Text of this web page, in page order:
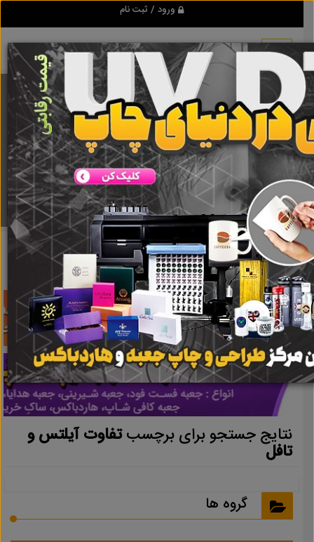
ورود / ثبت نام
برنامه اندروید تبلیغ شو
مرجع نیازمندیها و تبلیغات اینترنتی
دانلود
تبلیغ شو تفاوت آیلتس و تافل نتایج جستجو برای برچسبتفاوت
آیلتس و تافل
نتایج جستجو برای برچسبتفاوت آیلتس و
تافل
گروه ها